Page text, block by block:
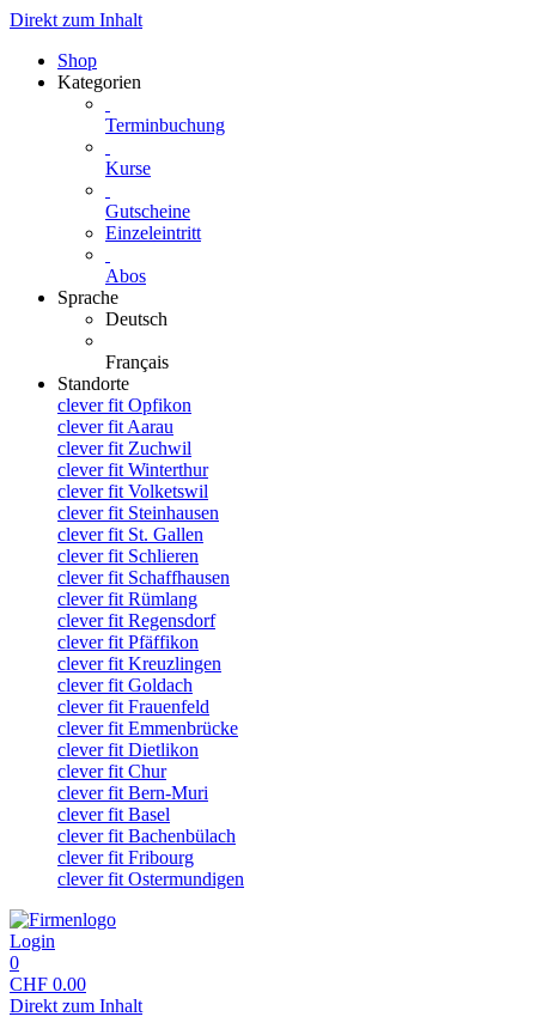
Direkt zum Inhalt
Shop
Kategorien
Terminbuchung
Kurse
Gutscheine
Einzeleintritt
Abos
Sprache
Deutsch
Français
Standorte
clever fit Opfikon
clever fit Aarau
clever fit Zuchwil
clever fit Winterthur
clever fit Volketswil
clever fit Steinhausen
clever fit St. Gallen
clever fit Schlieren
clever fit Schaffhausen
clever fit Rümlang
clever fit Regensdorf
clever fit Pfäffikon
clever fit Kreuzlingen
clever fit Goldach
clever fit Frauenfeld
clever fit Emmenbrücke
clever fit Dietlikon
clever fit Chur
clever fit Bern-Muri
clever fit Basel
clever fit Bachenbülach
clever fit Fribourg
clever fit Ostermundigen
Login
0
CHF 0.00
Direkt zum Inhalt